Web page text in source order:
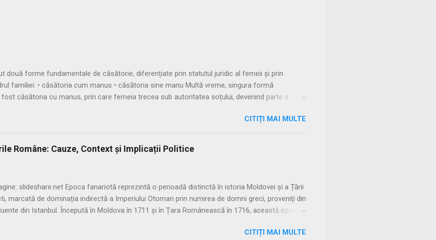
forme fundamentale de căsătorie, diferențiate prin statutul juridic al femeii și prin
familiei: • căsătoria cum manus • căsătoria sine manu Multă vreme, singura formă
căsătoria cu manus, prin care femeia trecea sub autoritatea soțului, devenind parte a
romanii au recunoscut și căsătoria fără manus, care permitea femeii să rămână sub
păstrându-și astfel autonomia patrimonială. ⚖️ Formele căsătoriei cu manus Căsătoria
în trei modalități distincte: 🔹 1. Confarreatio O ceremonie solemnă, rezervată patricienilor, în
a preotului lui Jupiter (flamen Dialis). Era o formă sacră, cu puternice implicații religioase. 🔹
CITIȚI MAI MULTE
Române: Cauze, Context și Implicații Politice
slideshare.net Epoca fanariotă reprezintă o perioadă distinctă în istoria Moldovei și a Țării
marcată de dominația indirectă a Imperiului Otoman prin numirea de domni greci, proveniți din
din Istanbul. Începută în Moldova în 1711 și în Țara Românească în 1716, această epocă
și elitele locale. 📆 Debutul epocii fanariote • 1711: începutul epocii fanariote în Moldova •
CITIȚI MAI MULTE